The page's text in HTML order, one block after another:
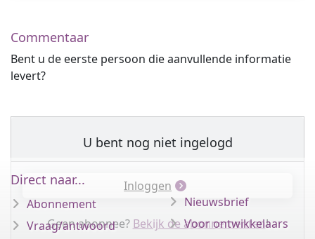
Commentaar
Bent u de eerste persoon die aanvullende informatie
levert?
U bent nog niet ingelogd
Inloggen
Geen abonnee? Bekijk de abonnementen!
Direct naar...
Abonnement
Vraag/antwoord
Nieuwsbrief
Voor ontwikkelaars